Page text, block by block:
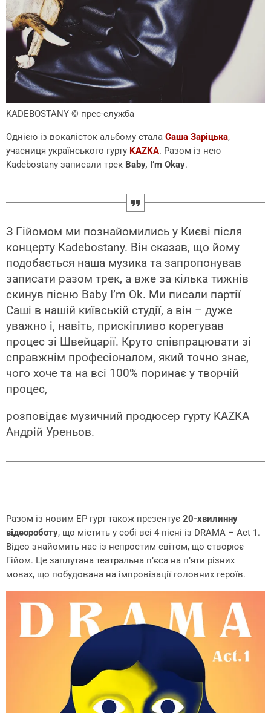
KADEBOSTANY © прес-служба
Однією із вокалісток альбому стала Саша Заріцька,
учасниця українського гурту KAZKA. Разом із нею
Kadebostany записали трек Baby, I’m Okay.
З Гійомом ми познайомились у Києві після
концерту Kadebostany. Він сказав, що йому
подобається наша музика та запропонував
записати разом трек, а вже за кілька тижнів
скинув пісню Baby I’m Ok. Ми писали партії
Саші в нашій київській студії, а він – дуже
уважно і, навіть, прискіпливо корегував
процес зі Швейцарії. Круто співпрацювати зі
справжнім професіоналом, який точно знає,
чого хоче та на всі 100% поринає у творчій
процес,
розповідає музичний продюсер гурту KAZKA
Андрій Уреньов.
Разом із новим ЕР гурт також презентує 20-хвилинну
відеороботу, що містить у собі всі 4 пісні із DRAMA – Act 1.
Відео знайомить нас із непростим світом, що створює
Гійом. Це заплутана театральна п’єса на п’яти різних
мовах, що побудована на імпровізації головних героїв.